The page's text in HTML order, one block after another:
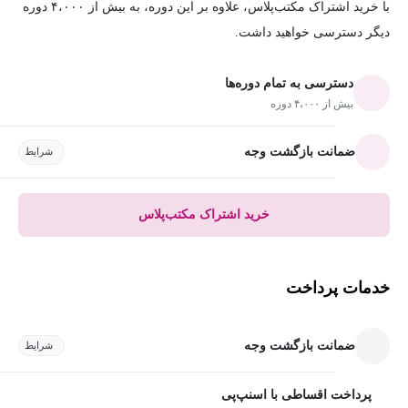
با خرید اشتراک مکتب‌پلاس، علاوه بر این دوره، به بیش از ۴،۰۰۰ دوره
دیگر دسترسی خواهید داشت.
دسترسی به تمام دوره‌ها
بیش از ۴،۰۰۰ دوره
ضمانت بازگشت وجه شرایط
خرید اشتراک مکتب‌پلاس
خدمات پرداخت
ضمانت بازگشت وجه شرایط
پرداخت اقساطی با اسنپ‌پی